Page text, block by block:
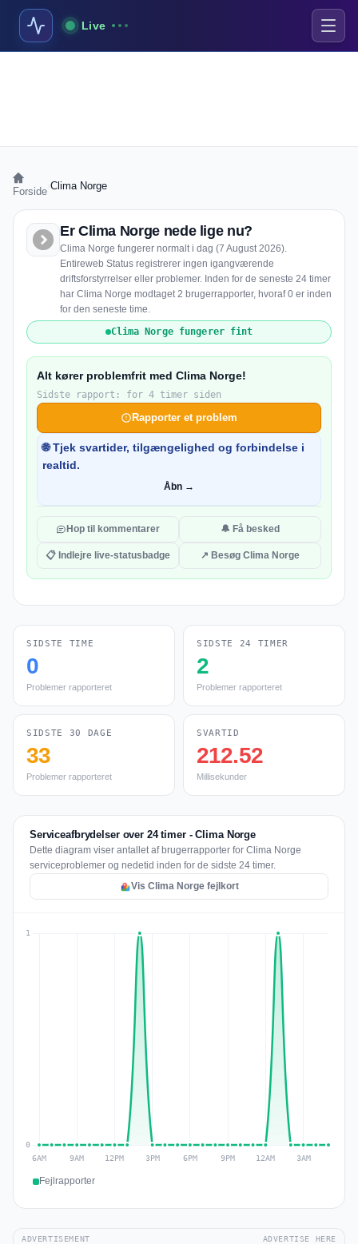
Live
Forside Clima Norge
Er Clima Norge nede lige nu?
Clima Norge fungerer normalt i dag (7 August 2026).
Entireweb Status registrerer ingen igangværende
driftsforstyrrelser eller problemer. Inden for de seneste 24 timer
har Clima Norge modtaget 2 brugerrapporter, hvoraf 0 er inden
for den seneste time.
Clima Norge fungerer fint
Alt kører problemfrit med Clima Norge!
Sidste rapport: for 4 timer siden
Rapporter et problem
🌐 Tjek svartider, tilgængelighed og forbindelse i
realtid.
Åbn →
Hop til kommentarer 🔔 Få besked
📋 Indlejre live-statusbadge ↗ Besøg Clima Norge
SIDSTE TIME
0
Problemer rapporteret
SIDSTE 24 TIMER
2
Problemer rapporteret
SIDSTE 30 DAGE
33
Problemer rapporteret
SVARTID
212.52
Millisekunder
Serviceafbrydelser over 24 timer - Clima Norge
Dette diagram viser antallet af brugerrapporter for Clima Norge
serviceproblemer og nedetid inden for de sidste 24 timer.
Vis Clima Norge fejlkort
Fejlrapporter
ADVERTISEMENT ADVERTISE HERE